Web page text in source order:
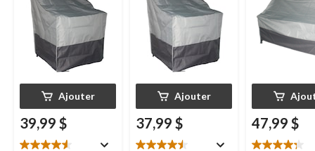
28 po
Ajouter
39,99 $
27 x 30 po
Ajouter
37,99 $ 47,99 $